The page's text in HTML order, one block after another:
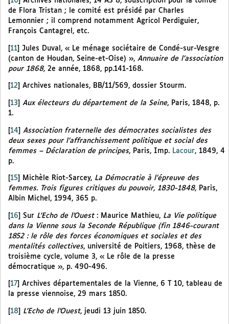
de Flora Tristan ; le comité est présidé par Charles
Lemonnier ; il comprend notamment Agricol Perdiguier,
François Cantagrel, etc.
[11] Jules Duval, « Le ménage sociétaire de Condé-sur-Vesgre
(canton de Houdan, Seine-et-Oise) », Annuaire de l’association
pour 1868, 2e année, 1868, pp.141-168.
12 Archives nationales, BB/11/569, dossier Stourm.
13 Aux électeurs du département de la Seine, Paris, 1848, p.
1.
[14] Association fraternelle des démocrates socialistes des
deux sexes pour l’affranchissement politique et social des
femmes – Déclaration de principes, Paris, Imp. Lacour, 1849, 4
p.
15 Michèle Riot-Sarcey, La Démocratie à l’épreuve des
femmes. Trois figures critiques du pouvoir, 1830-1848, Paris,
Albin Michel, 1994, 365 p.
[16] Sur L’Echo de l’Ouest: Maurice Mathieu, La Vie politique
dans la Vienne sous la Seconde République (fin 1846-courant
1852 : le rôle des forces économiques et sociales et des
mentalités collectives, université de Poitiers, 1968, thèse de
troisième cycle, volume 3, « Le rôle de la presse
démocratique », p. 490-496.
17
Archives départementales de la Vienne, 6 T 10, tableau de
la presse viennoise, 29 mars 1850.
18 L’Echo de l’Ouest, jeudi 13 juin 1850.